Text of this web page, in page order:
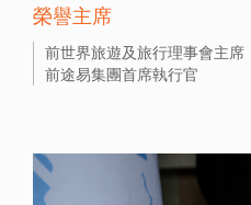
榮譽主席
前世界旅遊及旅行理事會主席
前途易集團首席執行官